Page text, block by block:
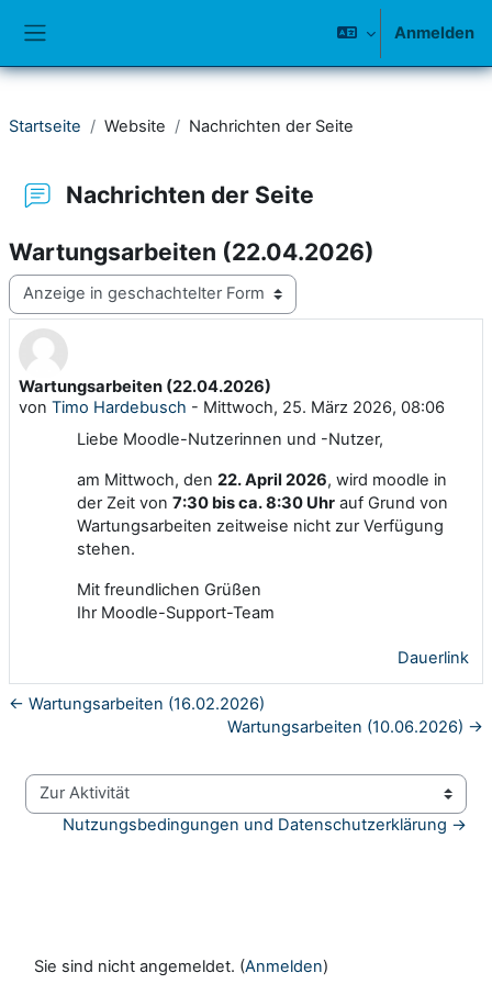
Anmelden
Startseite Website Nachrichten der Seite
Nachrichten der Seite
Wartungsarbeiten (22.04.2026)
Anzeigemodus
Wartungsarbeiten (22.04.2026)
von Timo Hardebusch - Mittwoch, 25. März 2026, 08:06
Anzahl Antworten: 0
Liebe Moodle-Nutzerinnen und -Nutzer,
am Mittwoch, den 22. April 2026, wird moodle in
der Zeit von 7:30 bis ca. 8:30 Uhr auf Grund von
Wartungsarbeiten zeitweise nicht zur Verfügung
stehen.
Mit freundlichen Grüßen
Ihr Moodle-Support-Team
Dauerlink
← Wartungsarbeiten (16.02.2026)
Wartungsarbeiten (10.06.2026) →
Zur Aktivität
Nutzungsbedingungen und Datenschutzerklärung →
Sie sind nicht angemeldet. (Anmelden)